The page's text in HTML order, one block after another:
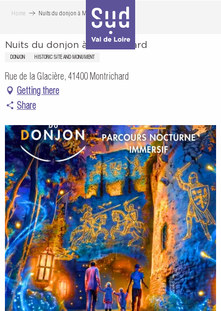
principal
Home Nuits du donjon à Montrichard
Nuits du donjon à Montrichard
DONJON HISTORIC SITE AND MONUMENT
Rue de la Glacière, 41400 Montrichard
Getting there
Share